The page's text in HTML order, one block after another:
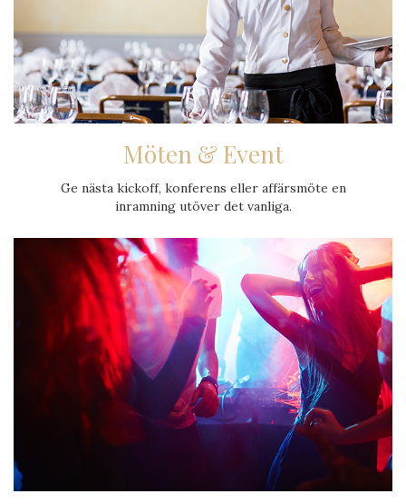
Möten & Event
Ge nästa kickoff, konferens eller affärsmöte en
inramning utöver det vanliga.